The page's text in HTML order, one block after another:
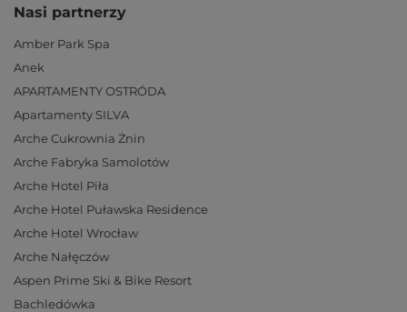
Nasi partnerzy
Amber Park Spa
Anek
APARTAMENTY OSTRÓDA
Apartamenty SILVA
Arche Cukrownia Żnin
Arche Fabryka Samolotów
Arche Hotel Piła
Arche Hotel Puławska Residence
Arche Hotel Wrocław
Arche Nałęczów
Aspen Prime Ski & Bike Resort
Bachledówka